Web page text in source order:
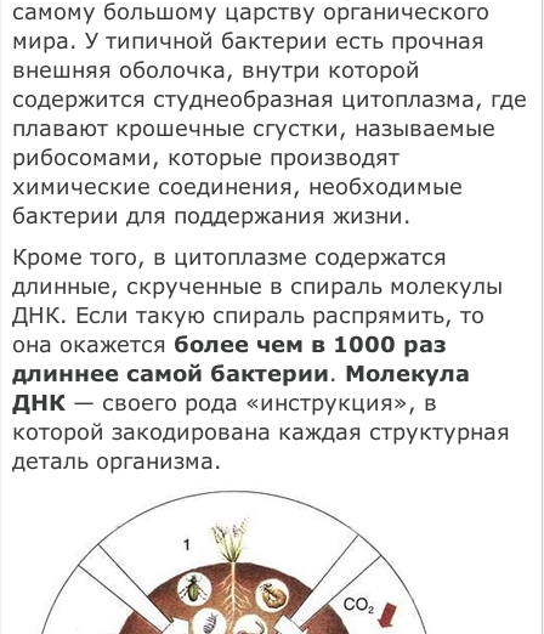
самому большому царству органического
мира. У типичной бактерии есть прочная
внешняя оболочка, внутри которой
содержится студнеобразная цитоплазма, где
плавают крошечные сгустки, называемые
рибосомами, которые производят
химические соединения, необходимые
бактерии для поддержания жизни.
Кроме того, в цитоплазме содержатся
длинные, скрученные в спираль молекулы
ДНК. Если такую спираль распрямить, то
она окажется более чем в 1000 раз
длиннее самой бактерии. Молекула
ДНК — своего рода «инструкция», в
которой закодирована каждая структурная
деталь организма.